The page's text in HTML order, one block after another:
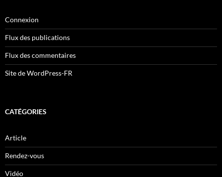
Connexion
Flux des publications
Flux des commentaires
Site de WordPress-FR
CATÉGORIES
Article
Rendez-vous
Vidéo